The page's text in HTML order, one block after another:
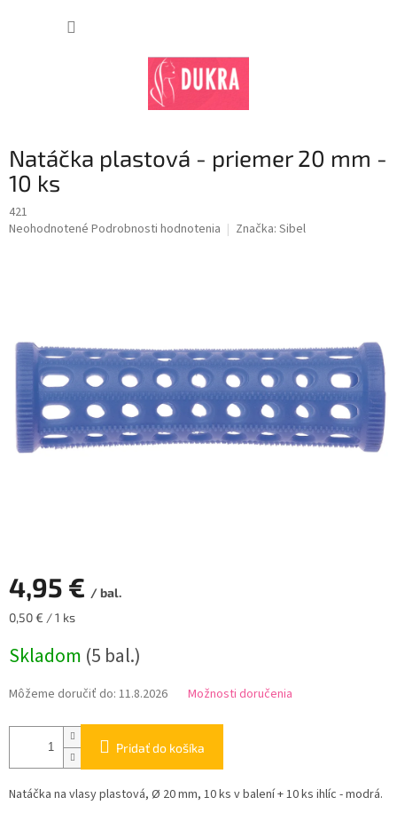
Natáčka plastová - priemer 20 mm -
10 ks
421
Priemerné
hviezdičiek.
Neohodnotené Podrobnosti hodnotenia Značka: Sibel
4,95 € / bal.
Jednotková
0,50 € / 1 ks
Skladom (5 bal.)
Môžeme doručiť do: 11.8.2026 Možnosti doručenia
Pridať do košíka
Natáčka na vlasy plastová, Ø 20 mm, 10 ks v balení + 10 ks ihlíc - modrá.